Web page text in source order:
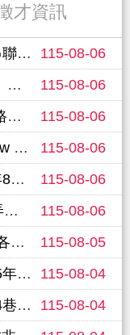
才資訊
115-08-06
費升溫
115-08-06
115-08-06
全
115-08-06
115-08-06
全
115-08-06
115-08-05
。
115-08-04
安全
115-08-04
告文